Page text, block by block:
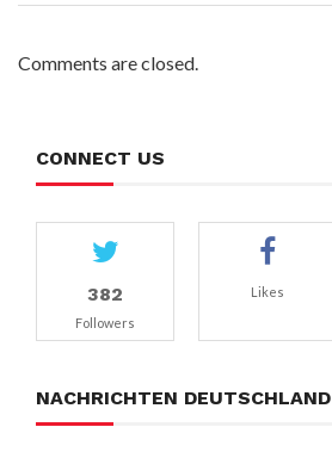
Comments are closed.
CONNECT US
382
Followers
Likes
NACHRICHTEN DEUTSCHLAND